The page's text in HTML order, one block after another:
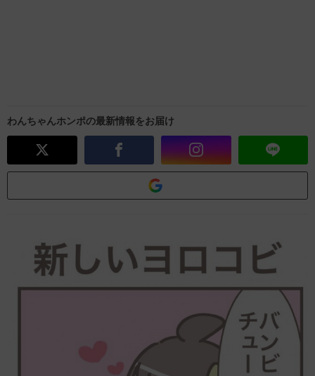
わんちゃんホンポの最新情報をお届け